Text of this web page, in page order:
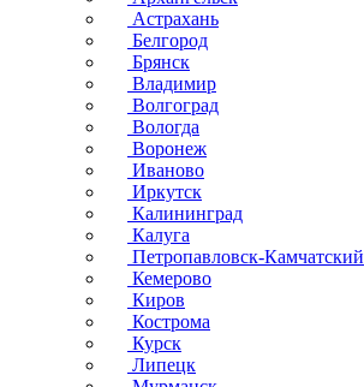
Астрахань
Белгород
Брянск
Владимир
Волгоград
Вологда
Воронеж
Иваново
Иркутск
Калининград
Калуга
Петропавловск-Камчатский
Кемерово
Киров
Кострома
Курск
Липецк